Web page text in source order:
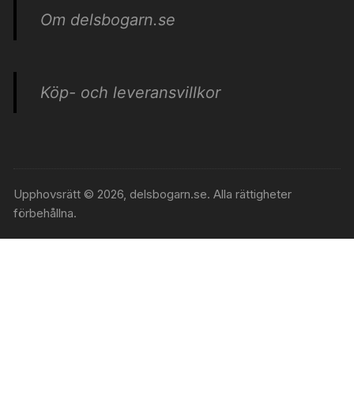
Om delsbogarn.se
Köp- och leveransvillkor
Upphovsrätt © 2026, delsbogarn.se. Alla rättigheter
förbehållna.